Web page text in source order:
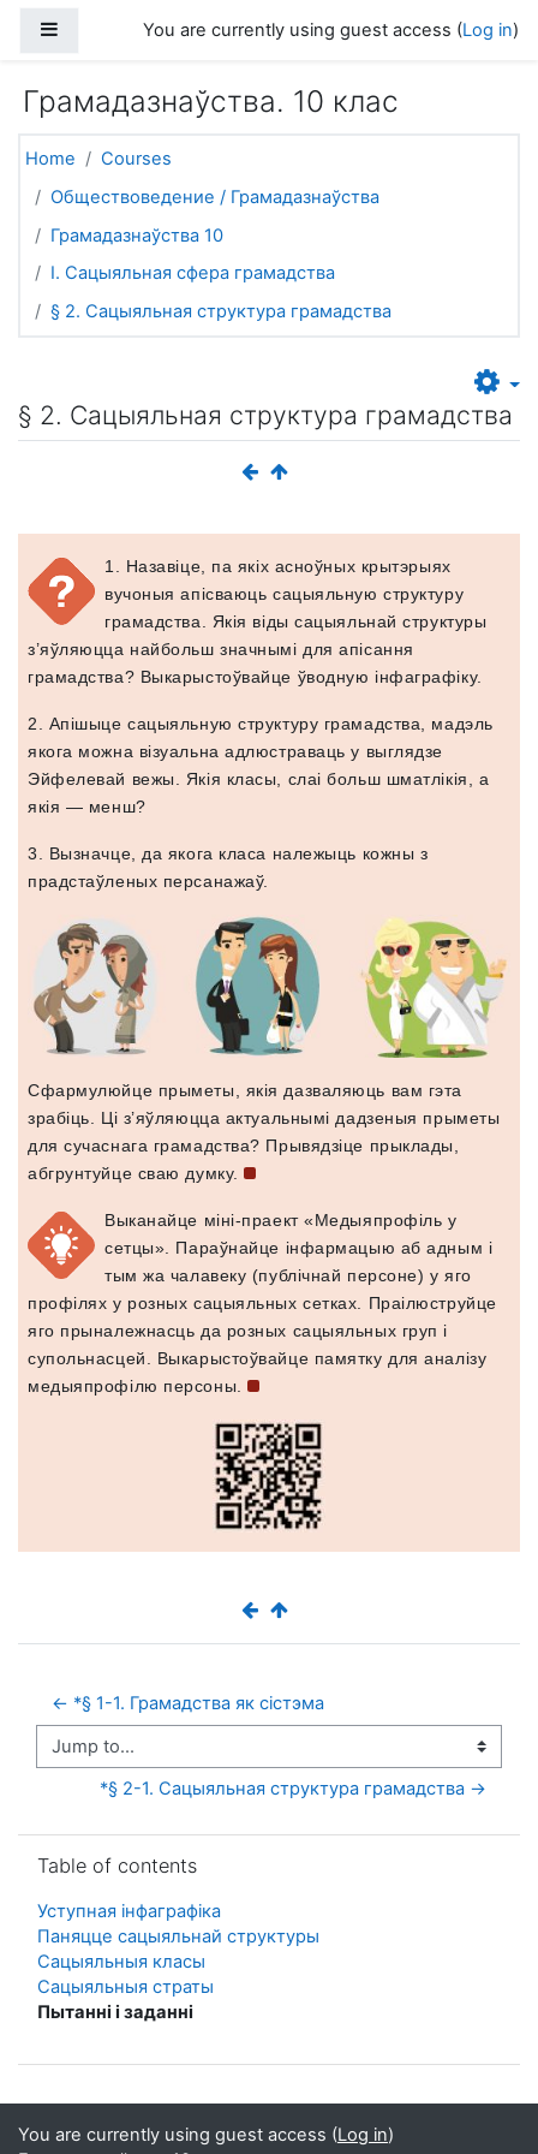
Side panelYou are currently using guest access (Log in)
Грамадазнаўства. 10 клас
Home
Courses
Обществоведение / Грамадазнаўства
Грамадазнаўства 10
I. Сацыяльная сфера грамадства
§ 2. Сацыяльная структура грамадства
§ 2. Сацыяльная структура грамадства
1. Назавіце, па якіх асноўных крытэрыях
вучоныя апісваюць сацыяльную структуру
грамадства. Якія віды сацыяльнай структуры
з’яўляюцца найбольш значнымі для апісання
грамадства? Выкарыстоўвайце ўводную інфаграфіку.
2. Апішыце сацыяльную структуру грамадства, мадэль
якога можна візуальна адлюстраваць у выглядзе
Эйфелевай вежы. Якія класы, слаі больш шматлікія, а
якія — менш?
3. Вызначце, да якога класа належыць кожны з
прадстаўленых персанажаў.
Сфармулюйце прыметы, якія дазваляюць вам гэта
зрабіць. Ці з’яўляюцца актуальнымі дадзеныя прыметы
для сучаснага грамадства? Прывядзіце прыклады,
абгрунтуйце сваю думку.
Выканайце міні-праект «Медыяпрофіль у
сетцы». Параўнайце інфармацыю аб адным і
тым жа чалавеку (публічнай персоне) у яго
профілях у розных сацыяльных сетках. Праілюструйце
яго прыналежнасць да розных сацыяльных груп і
супольнасцей. Выкарыстоўвайце памятку для аналізу
медыяпрофілю персоны.
← *§ 1-1. Грамадства як сістэма
Jump to...
*§ 2-1. Сацыяльная структура грамадства →
Table of contents
Уступная інфаграфіка
Паняцце сацыяльнай структуры
Сацыяльныя класы
Сацыяльныя страты
Пытанні і заданні
You are currently using guest access (Log in)